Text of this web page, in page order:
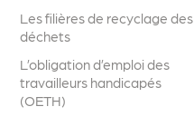
Les filières de recyclage des
déchets
L’obligation d’emploi des
travailleurs handicapés
(OETH)